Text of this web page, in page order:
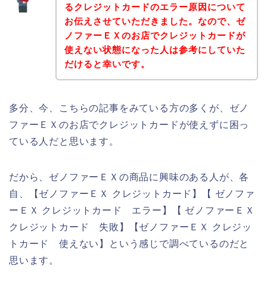
るクレジットカードのエラー原因について
お伝えさせていただきました。なので、ゼ
ノファーＥＸのお店でクレジットカードが
使えない状態になった人は参考にしていた
だけると幸いです。
多分、今、こちらの記事をみている方の多くが、ゼノ
ファーＥＸのお店でクレジットカードが使えずに困っ
ている人だと思います。
だから、ゼノファーＥＸの商品に興味のある人が、各
自、【ゼノファーＥＸ クレジットカード】【 ゼノファ
ーＥＸ クレジットカード エラー】【 ゼノファーＥＸ
クレジットカード 失敗】【ゼノファーＥＸ クレジッ
トカード 使えない】という感じで調べているのだと
思います。